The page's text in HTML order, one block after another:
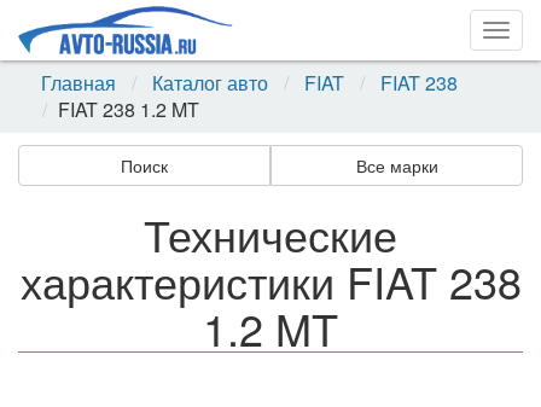
Главная
Каталог авто FIAT
FIAT 238
FIAT 238 1.2 MT
Поиск Все марки
Технические
характеристики FIAT 238
1.2 MT